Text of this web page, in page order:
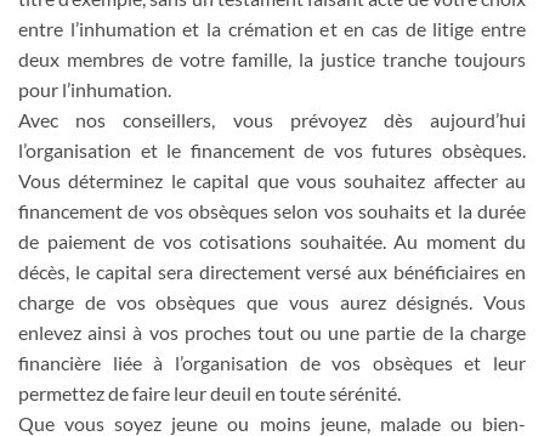
entre l’inhumation et la crémation et en cas de litige entre
deux membres de votre famille, la justice tranche toujours
pour l’inhumation.
Avec nos conseillers, vous prévoyez dès aujourd’hui
l’organisation et le financement de vos futures obsèques.
Vous déterminez le capital que vous souhaitez affecter au
financement de vos obsèques selon vos souhaits et la durée
de paiement de vos cotisations souhaitée. Au moment du
décès, le capital sera directement versé aux bénéficiaires en
charge de vos obsèques que vous aurez désignés. Vous
enlevez ainsi à vos proches tout ou une partie de la charge
financière liée à l’organisation de vos obsèques et leur
permettez de faire leur deuil en toute sérénité.
Que vous soyez jeune ou moins jeune, malade ou bien-